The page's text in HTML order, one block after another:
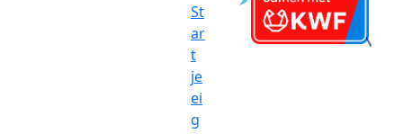
St
ar
t
je
ei
g